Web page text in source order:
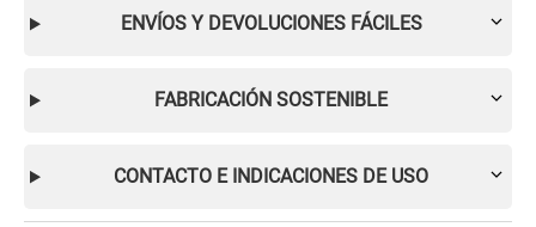
ENVÍOS Y DEVOLUCIONES FÁCILES
FABRICACIÓN SOSTENIBLE
CONTACTO E INDICACIONES DE USO